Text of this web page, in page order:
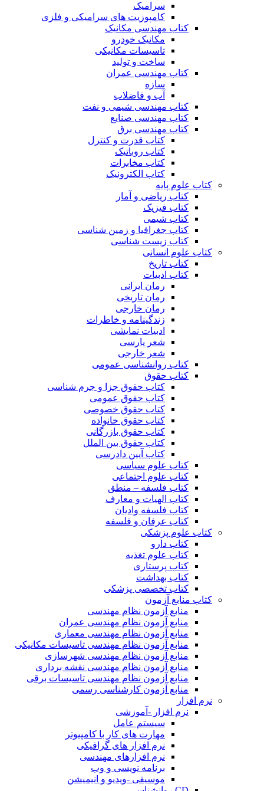
سرامیک
کامپوزیت های سرامیکی و فلزی
کتاب مهندسی مکانیک
مکانیک خودرو
تاسیسات مکانیکی
ساخت و تولید
کتاب مهندسی عمران
سازه
آب و فاضلاب
کتاب مهندسی شیمی و نفت
کتاب مهندسی صنایع
کتاب مهندسی برق
کتاب قدرت و کنترل
کتاب روباتیک
کتاب مخابرات
کتاب الکترونیک
کتاب علوم پایه
کتاب ریاضی و آمار
کتاب فیزیک
کتاب شیمی
کتاب جغرافیا و زمین شناسی
کتاب زیست شناسی
کتاب علوم انسانی
کتاب تاریخ
کتاب ادبیات
رمان ایرانی
رمان تاریخی
رمان خارجی
زندگینامه و خاطرات
ادبیات نمایشی
شعر پارسی
شعر خارجی
کتاب روانشناسی عمومی
کتاب حقوق
کتاب حقوق جزا و جرم شناسی
کتاب حقوق عمومی
کتاب حقوق خصوصی
کتاب حقوق خانواده
کتاب حقوق بازرگانی
کتاب حقوق بین الملل
کتاب آیین دادرسی
کتاب علوم سیاسی
کتاب علوم اجتماعی
کتاب فلسفه – منطق
کتاب الهیات و معارف
کتاب فلسفه وادیان
کتاب عرفان و فلسفه
کتاب علوم پزشکی
کتاب دارو
کتاب علوم تغذیه
کتاب پرستاری
کتاب بهداشت
کتاب تخصصی پزشکی
کتاب منابع آزمون
منابع آزمون نظام مهندسی
منابع آزمون نظام مهندسی عمران
منابع آزمون نظام مهندسی معماری
منابع آزمون نظام مهندسی تاسیسات مکانیکی
منابع آزمون نظام مهندسی شهرسازی
منابع آزمون نظام مهندسی نقشه برداری
منابع آزمون نظام مهندسی تاسیسات برقی
منابع آزمون کارشناسی رسمی
نرم افزار
نرم افزار -آموزشی
سیستم عامل
مهارت های کار با کامپیوتر
نرم افزار های گرافیکی
نرم افزارهای مهندسی
برنامه نویسی و وب
موسیقی -ویدیو و انیمیشن